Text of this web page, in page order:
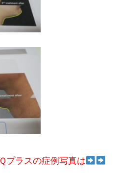
プラスの症例写真は